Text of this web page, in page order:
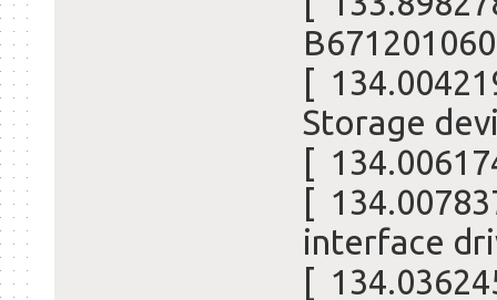
B671201060
[
Storage
[
[
interface
[